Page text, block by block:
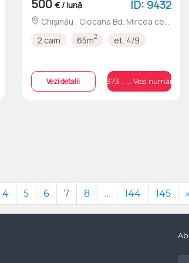
500 € / lună ID: 9432
2 cam 65m2 et. 4/9
Vezi detalii +373 .. ... Vezi numărul
4 5 6 7 8 ... 144 145 »